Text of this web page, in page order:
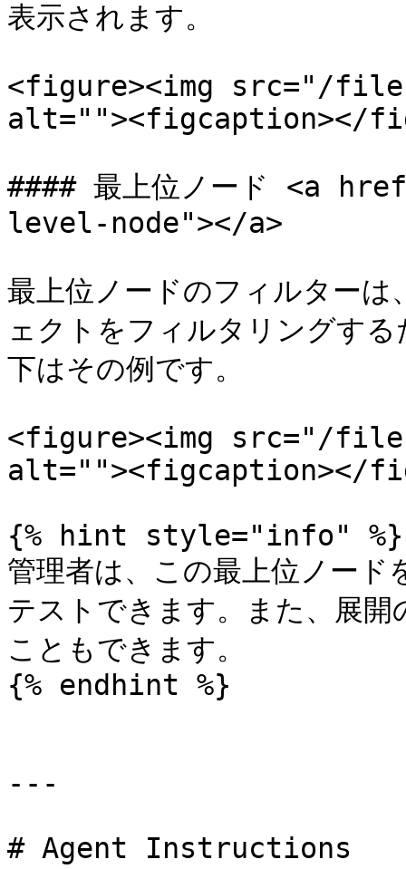
表示されます。
<figure><img src="/
alt=""><figcaption></
#### 最上位ノード <a
level-node"></a>
最上位ノードのフィルター
ェクトをフィルタリングす
下はその例です。
<figure><img src="/files/
alt=""><figcaption></
{% hint style="info" %}
管理者は、この最上位ノード
テストできます。また、展
こともできます。
{% endhint %}
---
# Agent Instructions